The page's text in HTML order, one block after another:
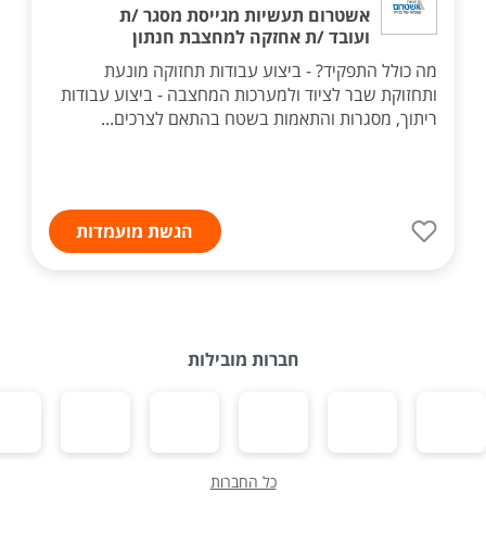
אשטרום תעשיות מגייסת מסגר /ת
ועובד /ת אחזקה למחצבת חנתון
מה כולל התפקיד? - ביצוע עבודות תחזוקה מונעת
ותחזוקת שבר לציוד ולמערכות המחצבה - ביצוע עבודות
ריתוך, מסגרות והתאמות בשטח בהתאם לצרכים...
הגשת מועמדות
חברות מובילות
כל החברות